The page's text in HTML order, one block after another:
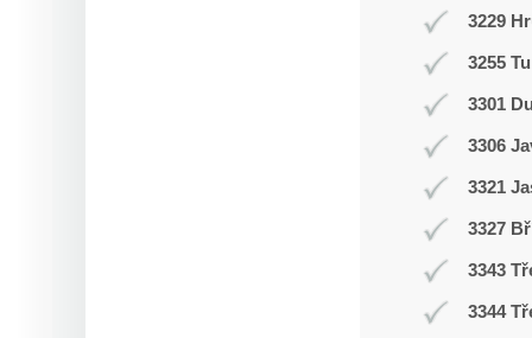
3229
3255
3301
3306
3321
3327
3343
3344